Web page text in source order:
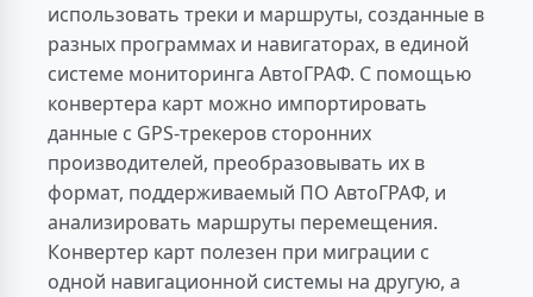
использовать треки и маршруты, созданные в
разных программах и навигаторах, в единой
системе мониторинга АвтоГРАФ. С помощью
конвертера карт можно импортировать
данные с GPS-трекеров сторонних
производителей, преобразовывать их в
формат, поддерживаемый ПО АвтоГРАФ, и
анализировать маршруты перемещения.
Конвертер карт полезен при миграции с
одной навигационной системы на другую, а